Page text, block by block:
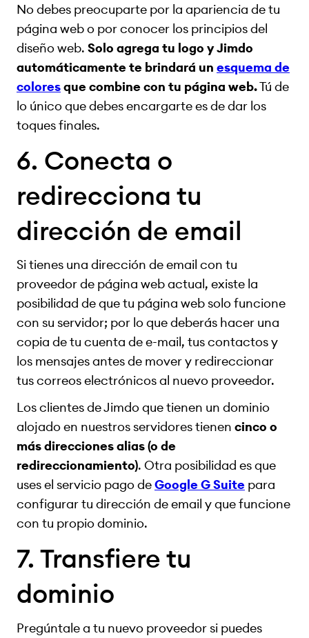
No debes preocuparte por la apariencia de tu
página web o por conocer los principios del
diseño web. Solo agrega tu logo y Jimdo
automáticamente te brindará un esquema de
coloresque combine con tu página web.Tú de
lo único que debes encargarte es de dar los
toques finales.
6. Conecta o
redirecciona tu
dirección de email
Si tienes una dirección de email con tu
proveedor de página web actual, existe la
posibilidad de que tu página web solo funcione
con su servidor; por lo que deberás hacer una
copia de tu cuenta de e-mail, tus contactos y
los mensajes antes de mover y redireccionar
tus correos electrónicos al nuevo proveedor.
Los clientes de Jimdo que tienen un dominio
alojado en nuestros servidores tienen cinco o
más direcciones alias (o de
redireccionamiento). Otra posibilidad es que
uses el servicio pago deGoogle G Suite para
configurar tu dirección de email y que funcione
con tu propio dominio.
7. Transfiere tu
dominio
Pregúntale a tu nuevo proveedor si puedes